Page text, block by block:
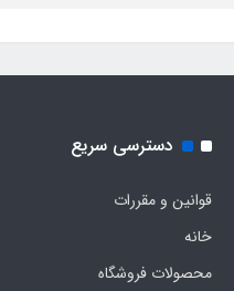
دسترسی سریع
قوانین و مقررات
خانه
محصولات فروشگاه